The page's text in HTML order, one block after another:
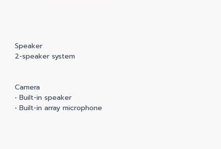
Speaker
2-speaker system
Camera
• Built-in speaker
• Built-in array microphone